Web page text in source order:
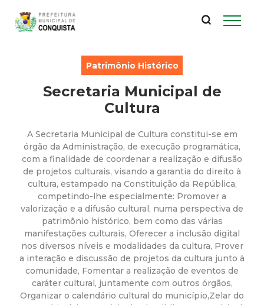
conteúdo
principal
P
e
i
t
u
r
a
M
Patrimônio Histórico
Secretaria Municipal de
Cultura
A Secretaria Municipal de Cultura constitui-se em
órgão da Administração, de execução programática,
com a finalidade de coordenar a realização e difusão
de projetos culturais, visando a garantia do direito à
cultura, estampado na Constituição da República,
competindo-lhe especialmente: Promover a
valorização e a difusão cultural, numa perspectiva de
patrimônio histórico, bem como das várias
manifestações culturais, Oferecer a inclusão digital
nos diversos níveis e modalidades da cultura, Prover
a interação e discussão de projetos da cultura junto à
comunidade, Fomentar a realização de eventos de
caráter cultural, juntamente com outros órgãos,
Organizar o calendário cultural do município,Zelar do